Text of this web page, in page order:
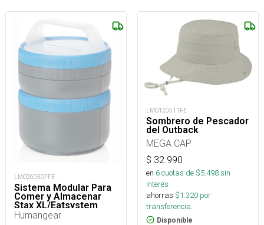
LMO260507FE
Sistema Modular Para
Comer y Almacenar
Stax XL/Eatsystem
Humangear
LMO120511FE
Sombrero de Pescador
del Outback
MEGA CAP
$ 32.990
en 6cuotas de $5.498sin
interés
ahorras $1.320 por
transferencia.
Disponible